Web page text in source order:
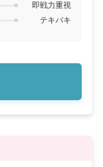
即戦力重視
テキパキ